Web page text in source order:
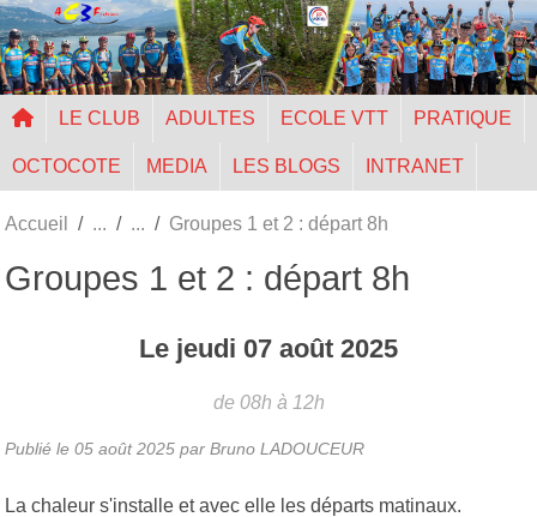
LE CLUB ADULTES ECOLE VTT PRATIQUE
OCTOCOTE MEDIA LES BLOGS INTRANET
Accueil Groupes 1 et 2 : départ 8h
Groupes 1 et 2 : départ 8h
Le jeudi 07 août 2025
de 08h à 12h
Publié le 05 août 2025 par Bruno LADOUCEUR
La chaleur s'installe et avec elle les départs matinaux.
Panneau de gestion des cookies